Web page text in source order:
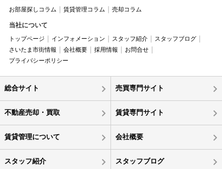
お部屋探しコラム 賃貸管理コラム 売却コラム
当社について
トップページ インフォメーション スタッフ紹介
スタッフブログ
さいたま市街情報
会社概要 採用情報
お問合せ
プライバシーポリシー
総合サイト 売買専門サイト
不動産売却・買取 賃貸専門サイト
賃貸管理について 会社概要
スタッフ紹介 スタッフブログ